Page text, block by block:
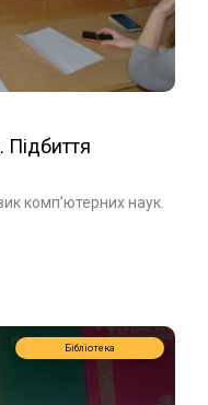
Підбиття
комп’ютерних наук.
Бібліотека